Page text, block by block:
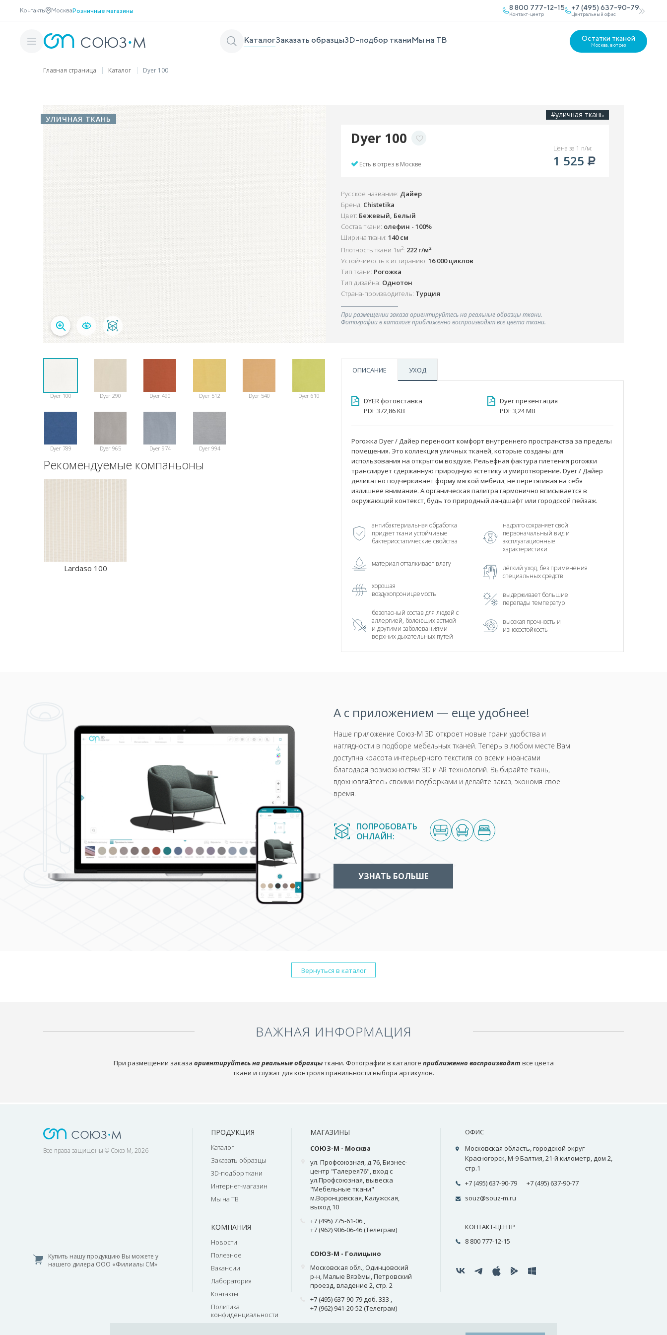
Контакты МоскваРозничные магазины 8 800 777-12-15
Контакт-центр
+7 (495) 637-90-79
Центральный офис
КаталогЗаказать образцы3D-подбор тканиМы на ТВ Остатки тканей
Москва, в отрез
Главная страница Каталог Dyer 100
УЛИЧНАЯ ТКАНЬ
Dyer 100 Dyer 290 Dyer 490 Dyer 512 Dyer 540 Dyer 610
Dyer 789 Dyer 965 Dyer 974 Dyer 994
Рекомендуемые компаньоны
Lardaso 100
#уличная ткань
Dyer 100
Есть в отрез в Москве
Цена за 1 п/м:
1 525
Русское название: Дайер
Бренд: Chistetika
Цвет: Бежевый, Белый
Состав ткани: олефин - 100%
Ширина ткани: 140 см
Плотность ткани 1м2: 222 г/м2
Устойчивость к истиранию: 16 000 циклов
Тип ткани: Рогожка
Тип дизайна: Однотон
Страна-производитель: Турция
При размещении заказа ориентируйтесь на реальные образцы ткани.
Фотографии в каталоге приближенно воспроизводят все цвета ткани.
ОПИСАНИЕ УХОД
DYER фотовставка
PDF 372,86 KB
Dyer презентация
PDF 3,24 MB
Рогожка Dyer / Дайер переносит комфорт внутреннего пространства за пределы
помещения. Это коллекция уличных тканей, которые созданы для
использования на открытом воздухе. Рельефная фактура плетения рогожки
транслирует сдержанную природную эстетику и умиротворение. Dyer / Дайер
деликатно подчёркивает форму мягкой мебели, не перетягивая на себя
излишнее внимание. А органическая палитра гармонично вписывается в
окружающий контекст, будь то природный ландшафт или городской пейзаж.
антибактериальная обработка
придает ткани устойчивые
бактериостатические свойства
материал отталкивает влагу
хорошая
воздухопроницаемость
безопасный состав для людей с
аллергией, болеющих астмой
и другими заболеваниями
верхних дыхательных путей
надолго сохраняет свой
первоначальный вид и
эксплуатационные
характеристики
лёгкий уход, без применения
специальных средств
выдерживает большие
перепады температур
высокая прочность и
износостойкость
А с приложением — еще удобнее!
Наше приложение Союз-М 3D откроет новые грани удобства и
наглядности в подборе мебельных тканей. Теперь в любом месте Вам
доступна красота интерьерного текстиля со всеми нюансами
благодаря возможностям 3D и AR технологий. Выбирайте ткань,
вдохновляйтесь своими подборками и делайте заказ, экономя своё
время.
ПОПРОБОВАТЬ
ОНЛАЙН:
УЗНАТЬ БОЛЬШЕ
Вернуться в каталог
ВАЖНАЯ ИНФОРМАЦИЯ
При размещении заказа ориентируйтесь на реальные образцыткани. Фотографии в каталоге приближенно воспроизводят все цвета
ткани и служат для контроля правильности выбора артикулов.
Все права защищены © Союз-М, 2026
Купить нашу продукцию Вы можете у
нашего дилера ООО «Филиалы СМ»
ПРОДУКЦИЯ
Каталог
Заказать образцы
3D-подбор ткани
Интернет-магазин
Мы на ТВ
КОМПАНИЯ
Новости
Полезное
Вакансии
Лаборатория
Контакты
Политика
конфиденциальности
МАГАЗИНЫ
СОЮЗ-М - Москва
ул. Профсоюзная, д.76, Бизнес-
центр "Галерея76", вход с
ул.Профсоюзная, вывеска
"Мебельные ткани"
м.Воронцовская, Калужская,
выход 10
+7 (495) 775-61-06 ,
+7 (962) 906-06-46 (Телеграм)
СОЮЗ-М - Голицыно
Московская обл., Одинцовский
р-н, Малые Вязёмы, Петровский
проезд, владение 2, стр. 2
+7 (495) 637-90-79 доб. 333 ,
+7 (962) 941-20-52 (Телеграм)
ОФИС
Московская область, городской округ
Красногорск, М-9 Балтия, 21-й километр, дом 2,
стр.1
+7 (495) 637-90-79
+7 (495) 637-90-77
souz@souz-m.ru
КОНТАКТ-ЦЕНТР
8 800 777-12-15